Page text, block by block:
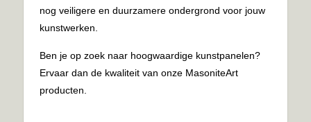
nog veiligere en duurzamere ondergrond voor jouw
kunstwerken.
Ben je op zoek naar hoogwaardige kunstpanelen?
Ervaar dan de kwaliteit van onze MasoniteArt
producten.